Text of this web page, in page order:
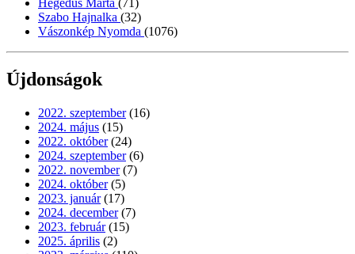
Hegedűs Márta (71)
Szabo Hajnalka (32)
Vászonkép Nyomda (1076)
Újdonságok
2022. szeptember (16)
2024. május (15)
2022. október (24)
2024. szeptember (6)
2022. november (7)
2024. október (5)
2023. január (17)
2024. december (7)
2023. február (15)
2025. április (2)